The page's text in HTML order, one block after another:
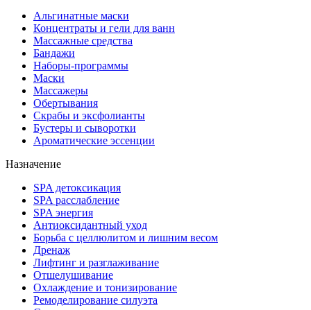
Альгинатные маски
Концентраты и гели для ванн
Массажные средства
Бандажи
Наборы-программы
Маски
Массажеры
Обертывания
Скрабы и эксфолианты
Бустеры и сыворотки
Ароматические эссенции
Назначение
SPA детоксикация
SPA расслабление
SPA энергия
Антиоксидантный уход
Борьба с целлюлитом и лишним весом
Дренаж
Лифтинг и разглаживание
Отшелушивание
Охлаждение и тонизирование
Ремоделирование силуэта